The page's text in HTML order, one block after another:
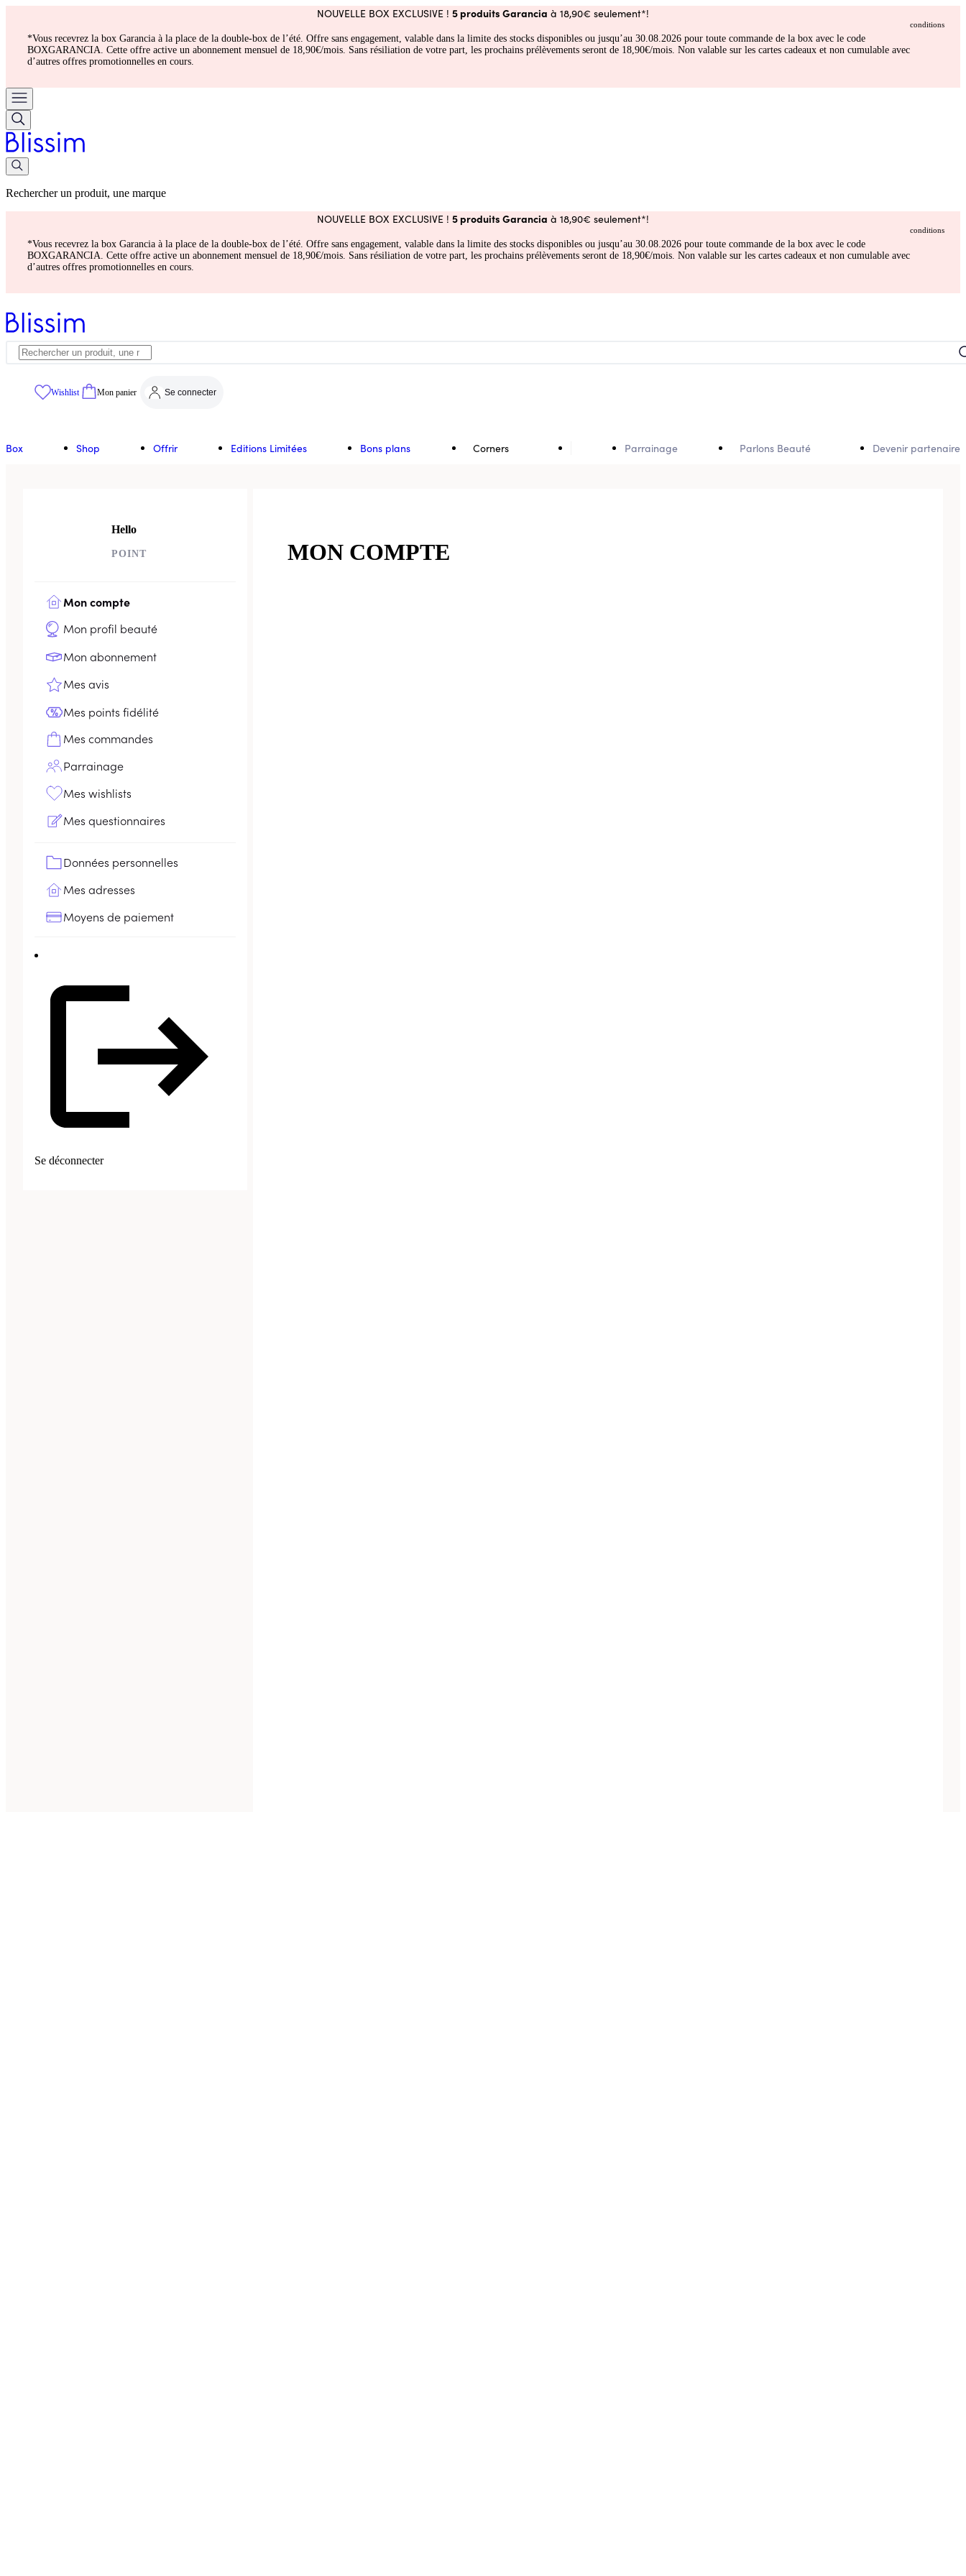
NOUVELLE BOX EXCLUSIVE ! 5 produits Garancia à 18,90€ seulement*!
conditions
*Vous recevrez la box Garancia à la place de la double-box de l’été. Offre sans engagement, valable dans la limite des stocks disponibles ou jusqu’au 30.08.2026 pour toute commande de la box avec le code
BOXGARANCIA. Cette offre active un abonnement mensuel de 18,90€/mois. Sans résiliation de votre part, les prochains prélèvements seront de 18,90€/mois. Non valable sur les cartes cadeaux et non cumulable avec
d’autres offres promotionnelles en cours.
Rechercher un produit, une marque
NOUVELLE BOX EXCLUSIVE ! 5 produits Garancia à 18,90€ seulement*!
conditions
*Vous recevrez la box Garancia à la place de la double-box de l’été. Offre sans engagement, valable dans la limite des stocks disponibles ou jusqu’au 30.08.2026 pour toute commande de la box avec le code
BOXGARANCIA. Cette offre active un abonnement mensuel de 18,90€/mois. Sans résiliation de votre part, les prochains prélèvements seront de 18,90€/mois. Non valable sur les cartes cadeaux et non cumulable avec
d’autres offres promotionnelles en cours.
Wishlist Mon panier Se connecter
Box Shop Offrir Editions Limitées Bons plans Corners Parrainage Parlons Beauté Devenir partenaire
Hello
POINT
Mon compte
Mon profil beauté
Mon abonnement
Mes avis
Mes points fidélité
Mes commandes
Parrainage
Mes wishlists
Mes questionnaires
Données personnelles
Mes adresses
Moyens de paiement
Se déconnecter
MON COMPTE